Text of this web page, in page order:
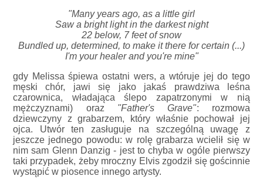
"Many years ago, as a little girl
Saw a bright light in the darkest night
22 below, 7 feet of snow
Bundled up, determined, to make it there for certain (...)
I'm your healer and you're mine"
gdy Melissa śpiewa ostatni wers, a wtóruje jej do tego
męski chór, jawi się jako jakaś prawdziwa leśna
czarownica, władająca ślepo zapatrzonymi w nią
mężczyznami) oraz "Father's Grave": rozmowa
dziewczyny z grabarzem, który właśnie pochował jej
ojca. Utwór ten zasługuje na szczególną uwagę z
jeszcze jednego powodu: w rolę grabarza wcielił się w
nim sam Glenn Danzig - jest to chyba w ogóle pierwszy
taki przypadek, żeby mroczny Elvis zgodził się gościnnie
wystąpić w piosence innego artysty.